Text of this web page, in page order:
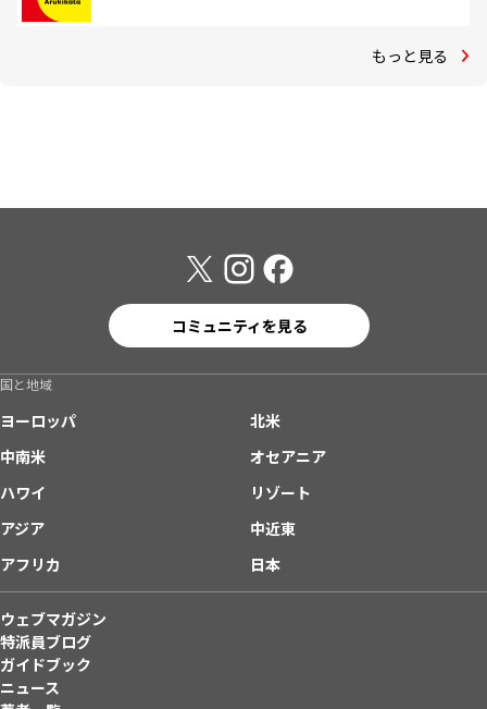
もっと見る
コミュニティを見る
国と地域
ヨーロッパ
北米
中南米
オセアニア
ハワイ
リゾート
アジア
中近東
アフリカ
日本
ウェブマガジン
特派員ブログ
ガイドブック
ニュース